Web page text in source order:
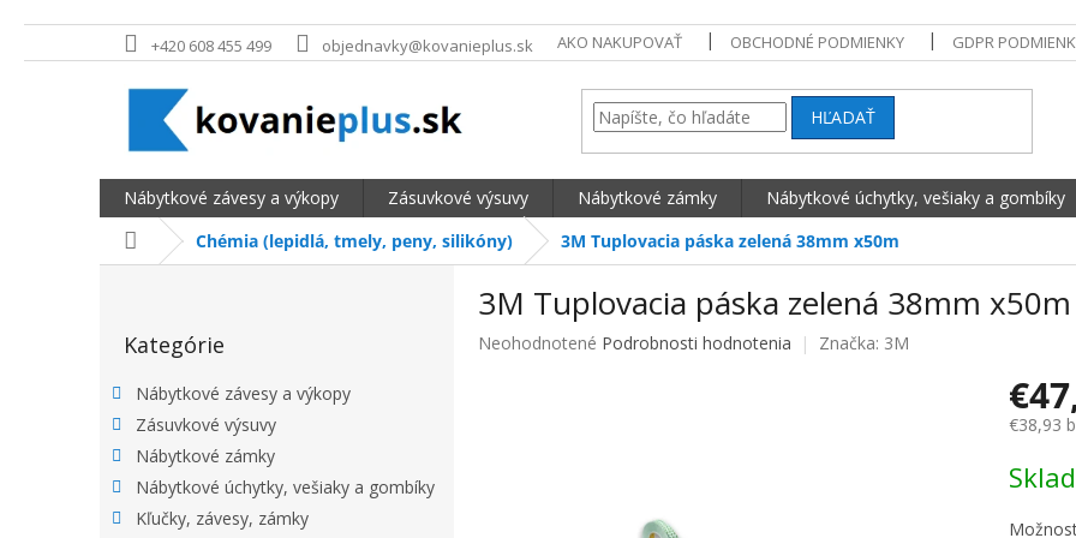
Prejsť na obsah +420 608 455 499 objednavky@kovanieplus.sk AKO NAKUPOVAŤ OBCHODNÉ PODMIENKY GDPR
HĽADAŤ
Nábytkové závesy a výkopy Zásuvkové výsuvy Nábytkové zámky Nábytkové úchytky, vešiaky a gombíky
DomovChémia (lepidlá, tmely, peny, silikóny) 3M Tuplovacia páska zelená 38mm x50m
BOČNÝ PANEL
Kategórie
Nábytkové závesy a výkopy
Zásuvkové výsuvy
Nábytkové zámky
Nábytkové úchytky, vešiaky a gombíky
Kľučky, závesy, zámky
3M Tuplovacia páska zelená 38mm x50m
Priemerné hodnotenie produktu je 0,0 z 5 hviezdičiek.
Neohodnotené Podrobnosti hodnotenia Značka: 3M
€38,93